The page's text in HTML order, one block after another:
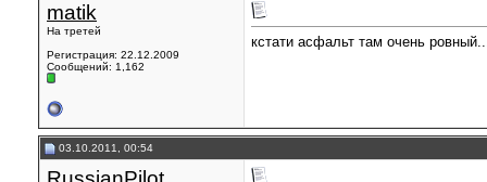
matik
На третей
Регистрация: 22.12.2009
Сообщений: 1,162
кстати асфальт там очень
03.10.2011, 00:54